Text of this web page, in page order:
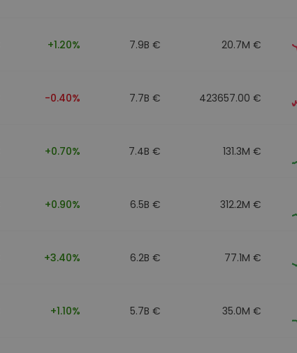
+1.20% 7.9B € 20.7M €
-0.40% 7.7B € 423657.00 €
+0.70% 7.4B € 131.3M €
+0.90% 6.5B € 312.2M €
+3.40% 6.2B € 77.1M €
+1.10% 5.7B € 35.0M €